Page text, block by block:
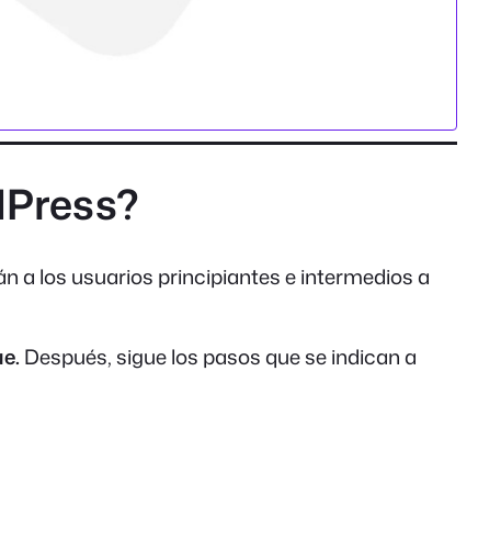
a los usuarios principiantes e intermedios a
Después, sigue los pasos que se indican a